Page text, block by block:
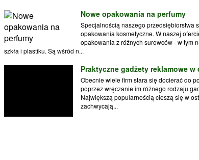
Nowe opakowania na perfumy
Specjalnością naszego przedsiębiorstwa
opakowania kosmetyczne. W naszej
opakowania z różnych surowców - w tym
szkła i plastiku. Są wśród n...
Praktyczne gadżety reklamowe
Obecnie wiele firm stara się docierać do
poprzez wręczanie im różnego rodzaju
Największą popularnością cieszą się w
zachwycają...